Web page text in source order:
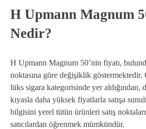
H Upmann Magnum
Nedir?
H Upmann Magnum 50’nin fiyatı,
noktasına göre değişiklik
lüks sigara kategorisinde yer aldığından,
kıyasla daha yüksek fiyatlarla satışa
bilgisini yerel tütün ürünleri satış
satıcılardan öğrenmek mümkündür.